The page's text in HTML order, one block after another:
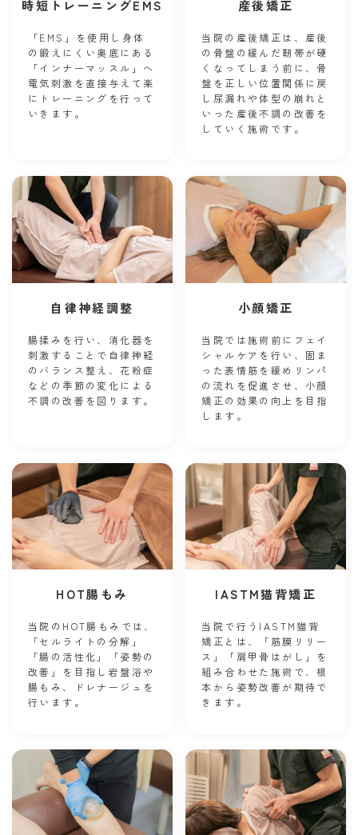
時短トレーニングEMS
「EMS」を使用し身体
の鍛えにくい奥底にある
「インナーマッスル」へ
電気刺激を直接与えて楽
にトレーニングを行って
いきます。
産後矯正
当院の産後矯正は、産後
の骨盤の緩んだ靭帯が硬
くなってしまう前に、骨
盤を正しい位置関係に戻
し尿漏れや体型の崩れと
いった産後不調の改善を
していく施術です。
自律神経調整
腸揉みを行い、消化器を
刺激することで自律神経
のバランス整え、花粉症
などの季節の変化による
不調の改善を図ります。
小顔矯正
当院では施術前にフェイ
シャルケアを行い、固ま
った表情筋を緩めリンパ
の流れを促進させ、小顔
矯正の効果の向上を目指
します。
HOT腸もみ
当院のHOT腸もみでは、
「セルライトの分解」
「腸の活性化」「姿勢の
改善」を目指し岩盤浴や
腸もみ、ドレナージュを
行います。
IASTM猫背矯正
当院で行うIASTM猫背
矯正とは、「筋膜リリー
ス」「肩甲骨はがし」を
組み合わせた施術で、根
本から姿勢改善が期待で
きます。